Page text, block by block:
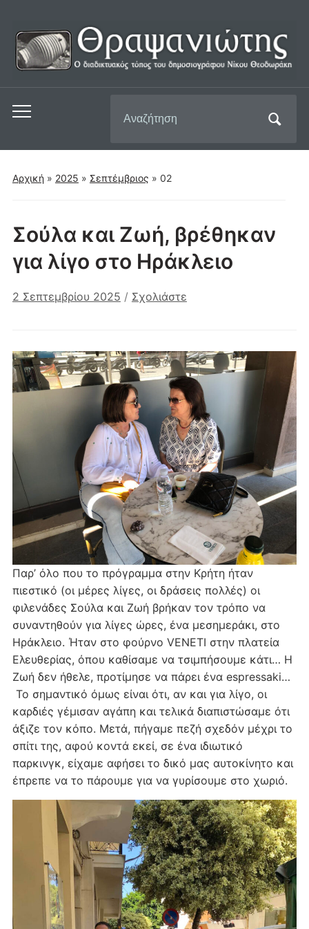
Εναλλαγή
μενού
για
για:
Αρχική » 2025 » Σεπτέμβριος » 02
Σούλα και Ζωή, βρέθηκαν
για λίγο στο Ηράκλειο
2 Σεπτεμβρίου 2025 / Σχολιάστε
Παρ’ όλο που το πρόγραμμα στην Κρήτη ήταν
πιεστικό (οι μέρες λίγες, οι δράσεις πολλές) οι
φιλενάδες Σούλα και Ζωή βρήκαν τον τρόπο να
συναντηθούν για λίγες ώρες, ένα μεσημεράκι, στο
Ηράκλειο. Ήταν στο φούρνο VENETI στην πλατεία
Ελευθερίας, όπου καθίσαμε να τσιμπήσουμε κάτι… Η
Ζωή δεν ήθελε, προτίμησε να πάρει ένα espressaki…
Το σημαντικό όμως είναι ότι, αν και για λίγο, οι
καρδιές γέμισαν αγάπη και τελικά διαπιστώσαμε ότι
άξιζε τον κόπο. Μετά, πήγαμε πεζή σχεδόν μέχρι το
σπίτι της, αφού κοντά εκεί, σε ένα ιδιωτικό
παρκινγκ, είχαμε αφήσει το δικό μας αυτοκίνητο και
έπρεπε να το πάρουμε για να γυρίσουμε στο χωριό.